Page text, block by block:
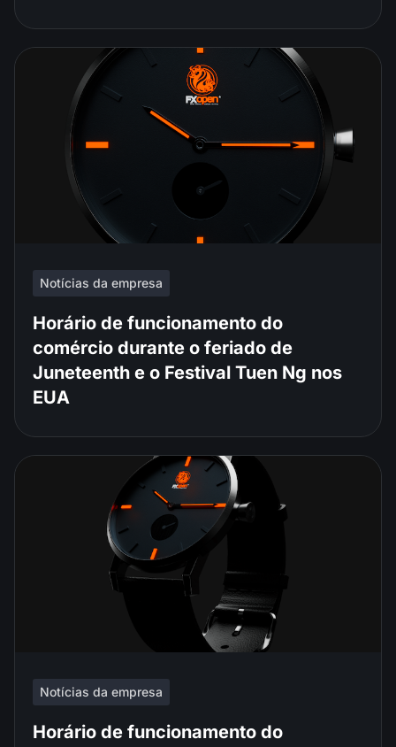
Notícias da empresa
Horário de funcionamento do
comércio durante o feriado de
Juneteenth e o Festival Tuen Ng nos
EUA
Notícias da empresa
Horário de funcionamento do